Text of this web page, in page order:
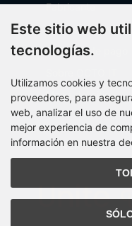
Fabricante
Costos de envío
Métodos de pago
Mapa del sitio
PARTNER
Este sitio web
tecnologías.
Utilizamos cookies y
proveedores, para
web, analizar el uso de
mejor experiencia de
información en nuestra